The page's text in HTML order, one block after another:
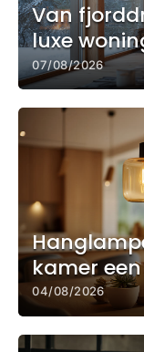
Van
luxe
07/08/2026
kamer
04/08/2026